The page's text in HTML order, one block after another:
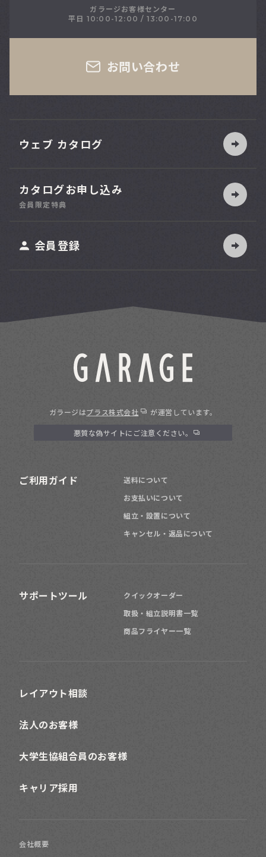
ガラージお客様センター
平日 10:00-12:00 / 13:00-17:00
お問い合わせ
ウェブ カタログ
カタログお申し込み
会員限定特典
会員登録
ガラージはプラス株式会社 が運営しています。
悪質な偽サイトにご注意ください。
ご利用ガイド
送料について
お支払いについて
組立・設置について
キャンセル・返品について
サポートツール
クイックオーダー
取扱・組立説明書一覧
商品フライヤー一覧
レイアウト相談
法人のお客様
大学生協組合員のお客様
キャリア採用
会社概要